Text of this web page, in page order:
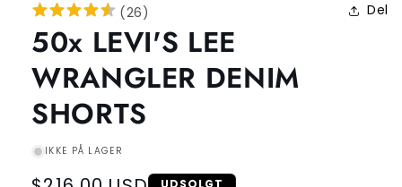
(26) Del
50x LEVI'S LEE
WRANGLER DENIM
SHORTS
IKKE PÅ LAGER